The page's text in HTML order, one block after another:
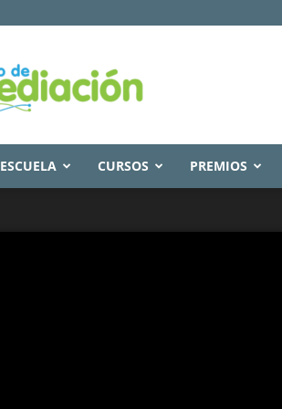
Diario
ESCUELA CURSOS PREMIOS